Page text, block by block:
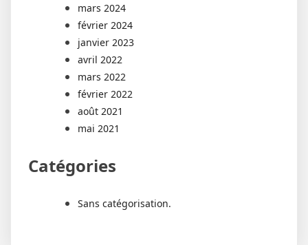
mars 2024
février 2024
janvier 2023
avril 2022
mars 2022
février 2022
août 2021
mai 2021
Catégories
Sans catégorisation.